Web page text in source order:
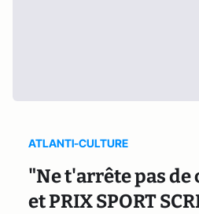
ATLANTI-CULTURE
"Ne t'arrête pas de
et PRIX SPORT